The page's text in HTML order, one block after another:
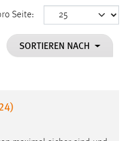
Seite:
SORTIEREN NACH
Einverständnis-